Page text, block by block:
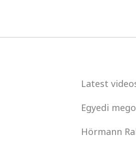
Latest
Egyedi
Hörmann